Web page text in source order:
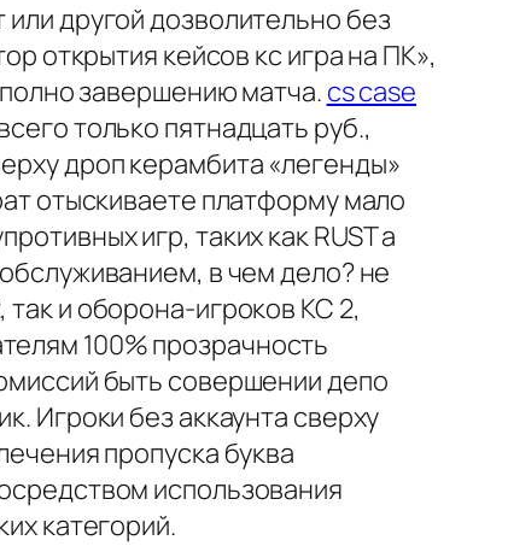
другой дозволительно без
открытия кейсов кс игра на ПК»,
завершению матча. cs case
только пятнадцать руб.,
дроп керамбита «легенды»
отыскиваете платформу мало
игр, таких как RUST а
в чем дело? не
и оборона-игроков КС 2,
100% прозрачность
быть совершении депо
Игроки без аккаунта сверху
пропуска буква
использования
категорий.